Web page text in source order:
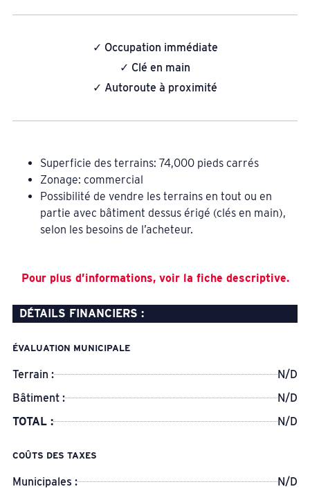
✓ Occupation immédiate
✓ Clé en main
✓ Autoroute à proximité
Superficie des terrains: 74,000 pieds carrés
Zonage: commercial
Possibilité de vendre les terrains en tout ou en
partie avec bâtiment dessus érigé (clés en main),
selon les besoins de l’acheteur.
Pour plus d’informations, voir la fiche descriptive.
DÉTAILS FINANCIERS :
ÉVALUATION MUNICIPALE
Terrain :
N/D
Bâtiment :
N/D
TOTAL :
N/D
COÛTS DES TAXES
Municipales :
N/D